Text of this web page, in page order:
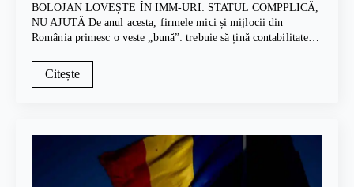
BOLOJAN LOVEȘTE ÎN IMM-URI: STATUL COMPPLICĂ,
NU AJUTĂ De anul acesta, firmele mici și mijlocii din
România primesc o veste „bună”: trebuie să țină contabilitate…
Citește